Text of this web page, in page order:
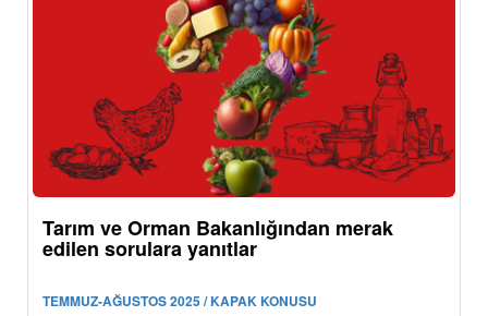
Tarım ve Orman Bakanlığından merak
edilen sorulara yanıtlar
TEMMUZ-AĞUSTOS 2025 / KAPAK KONUSU